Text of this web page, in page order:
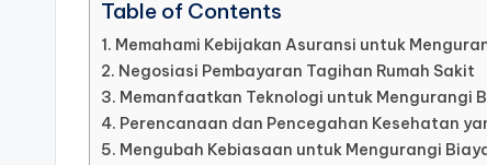
Table of Contents
Memahami Kebijakan Asuransi untuk
Negosiasi Pembayaran Tagihan Rumah Sakit
Memanfaatkan Teknologi untuk Mengurangi
Perencanaan dan Pencegahan Kesehatan
Mengubah Kebiasaan untuk Mengurangi